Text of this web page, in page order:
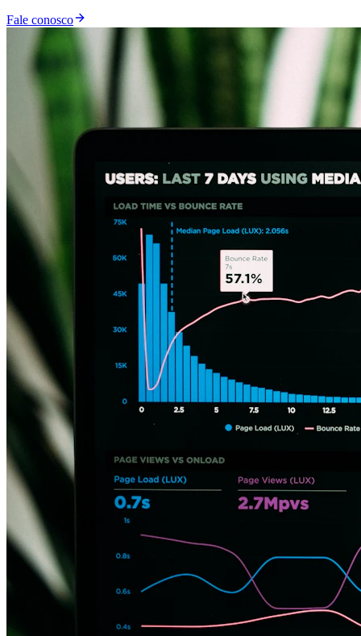
Fale conosco